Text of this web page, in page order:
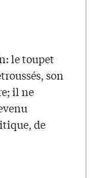
le toupet
son
il ne
de